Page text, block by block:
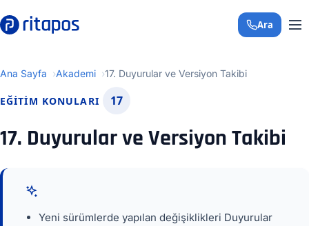
+90 850 308 29
Ara
Ana Sayfa Akademi 17. Duyurular ve Versiyon Takibi
EĞITIM KONULARI 17
17. Duyurular ve Versiyon Takibi
Yeni sürümlerde yapılan değişiklikleri Duyurular